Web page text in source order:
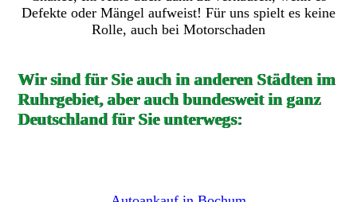
Defekte oder Mängel aufweist! Für uns spielt es keine
Rolle, auch bei Motorschaden
Wir sind für Sie auch in anderen Städten im
Ruhrgebiet, aber auch bundesweit in ganz
Deutschland für Sie unterwegs: